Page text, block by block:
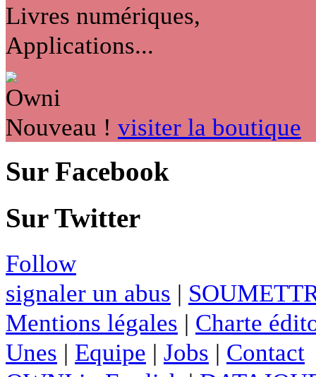
Livres numériques,
Applications...
Nouveau ! visiter la boutique
Sur Facebook
Sur Twitter
Follow
signaler un abus |
Mentions légales | Charte
Unes | Equipe | Jobs | Contact